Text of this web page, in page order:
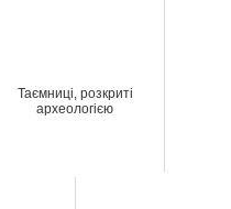
Таємниці, розкриті
археологією